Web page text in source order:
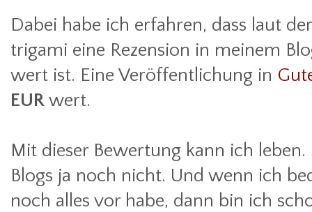
Dabei habe ich erfahren, dass laut
trigami eine Rezension in meinem
wert ist. Eine Veröffentlichung in
EUR wert.
Mit dieser Bewertung kann ich
Blogs ja noch nicht. Und wenn ich
noch alles vor habe, dann bin ich